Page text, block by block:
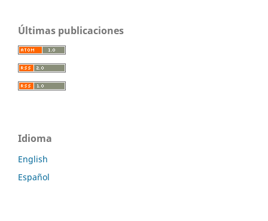
Últimas publicaciones
Idioma
English
Español